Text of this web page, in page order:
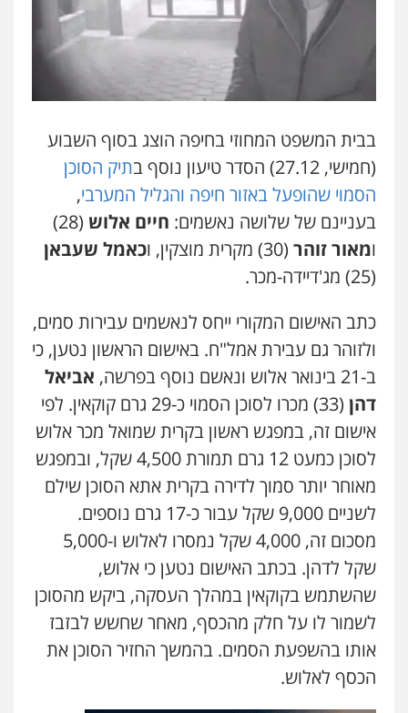
בבית המשפט המחוזי בחיפה הוצג בסוף השבוע
(חמישי, 27.12) הסדר טיעון נוסף ב
תיק הסוכן
הסמוי שהופעל באזור חיפה והגליל המערבי,
בעניינם של שלושה נאשמים: חיים אלוש
(28)
ומאור זוהר (30) מקרית מוצקין, ו
כאמל שעבאן
(25) מג'דיידה-מכר.
כתב האישום המקורי ייחס לנאשמים עבירות סמים,
ולזוהר גם עבירת אמל"ח. באישום הראשון נטען, כי
ב-21 בינואר אלוש ונאשם נוסף בפרשה,
אביאל
דהן
(33) מכרו לסוכן הסמוי כ-29 גרם קוקאין. לפי
אישום זה, במפגש ראשון בקרית שמואל מכר אלוש
לסוכן כמעט 12 גרם תמורת 4,500 שקל, ובמפגש
מאוחר יותר סמוך לדירה בקרית אתא הסוכן שילם
לשניים 9,000 שקל עבור כ-17 גרם נוספים.
מסכום זה, 4,000 שקל נמסרו לאלוש ו-5,000
שקל לדהן. בכתב האישום נטען כי אלוש,
שהשתמש בקוקאין במהלך העסקה, ביקש מהסוכן
לשמור לו על חלק מהכסף, מאחר שחשש לבזבז
אותו בהשפעת הסמים. בהמשך החזיר הסוכן את
הכסף לאלוש.